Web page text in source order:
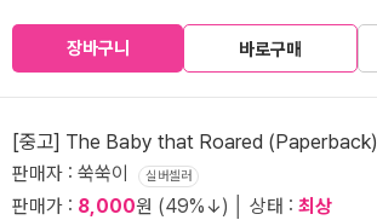
장바구니 바로구매
[중고] The Baby that Roared (Paperback)
판매자 : 쑥쑥이 실버셀러
판매가 : 8,000원 (49%↓) │ 상태 : 최상